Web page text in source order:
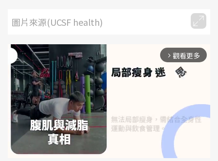
圖片來源(UCSF health)
arrow_forward_ios 觀看更多